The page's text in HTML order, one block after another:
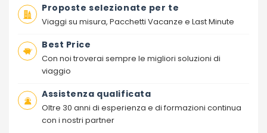
Proposte selezionate per te
Viaggi su misura, Pacchetti Vacanze e Last Minute
Best Price
Con noi troverai sempre le migliori soluzioni di
viaggio
Assistenza qualificata
Oltre 30 anni di esperienza e di formazioni continua
con i nostri partner